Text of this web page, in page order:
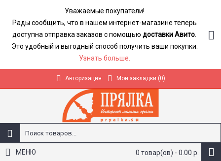
Уважаемые покупатели!
Рады сообщить, что в нашем интернет-магазине теперь
доступна отправка заказов с помощью доставки Авито
Это удобный и выгодный способ получить ваши покупки.
Узнать больше.
Авторизация Мои закладки (0)
0 товар(ов) - 0.00 р.
МЕНЮ